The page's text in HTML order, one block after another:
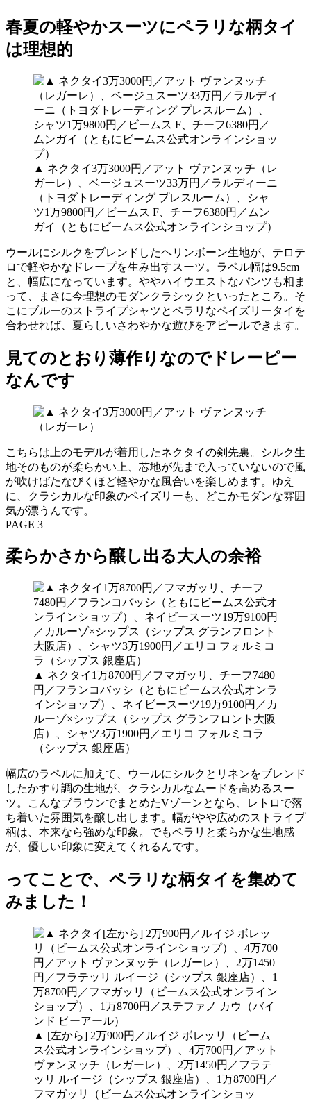
春夏の軽やかスーツにペラリな柄タイ
は理想的
▲ ネクタイ3万3000円／アット ヴァンヌッチ（レ
ガーレ）、ベージュスーツ33万円／ラルディーニ
（トヨダトレーディング プレスルーム）、シャ
ツ1万9800円／ビームス F、チーフ6380円／ムン
ガイ（ともにビームス公式オンラインショップ）
ウールにシルクをブレンドしたヘリンボーン生地が、テロテ
ロで軽やかなドレープを生み出すスーツ。ラペル幅は9.5cm
と、幅広になっています。ややハイウエストなパンツも相ま
って、まさに今理想のモダンクラシックといったところ。そ
こにブルーのストライプシャツとペラリなペイズリータイを
合わせれば、夏らしいさわやかな遊びをアピールできます。
見てのとおり薄作りなのでドレーピー
なんです
こちらは上のモデルが着用したネクタイの剣先裏。シルク生
地そのものが柔らかい上、芯地が先まで入っていないので風
が吹けばたなびくほど軽やかな風合いを楽しめます。ゆえ
に、クラシカルな印象のペイズリーも、どこかモダンな雰囲
気が漂うんです。
PAGE 3
柔らかさから醸し出る大人の余裕
▲ ネクタイ1万8700円／フマガッリ、チーフ7480
円／フランコバッシ（ともにビームス公式オンラ
インショップ）、ネイビースーツ19万9100円／カ
ルーゾ×シップス（シップス グランフロント大阪
店）、シャツ3万1900円／エリコ フォルミコラ
（シップス 銀座店）
幅広のラペルに加えて、ウールにシルクとリネンをブレンド
したかすり調の生地が、クラシカルなムードを高めるスー
ツ。こんなブラウンでまとめたVゾーンとなら、レトロで落
ち着いた雰囲気を醸し出します。幅がやや広めのストライプ
柄は、本来なら強めな印象。でもペラリと柔らかな生地感
が、優しい印象に変えてくれるんです。
ってことで、ペラリな柄タイを集めて
みました！
▲ [左から] 2万900円／ルイジ ボレッリ（ビーム
ス公式オンラインショップ）、4万700円／アット
ヴァンヌッチ（レガーレ）、2万1450円／フラテ
ッリ ルイージ（シップス 銀座店）、1万8700円／
フマガッリ（ビームス公式オンラインショッ